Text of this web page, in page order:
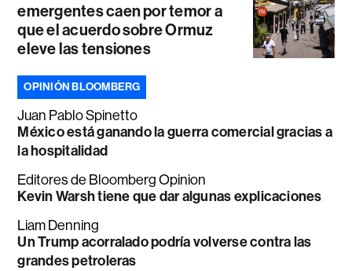
emergentes caen por temor a
que el acuerdo sobre Ormuz
eleve las tensiones
OPINIÓN BLOOMBERG
Juan Pablo Spinetto
México está ganando la guerra comercial gracias a
la hospitalidad
Editores de Bloomberg Opinion
Kevin Warsh tiene que dar algunas explicaciones
Liam Denning
Un Trump acorralado podría volverse contra las
grandes petroleras